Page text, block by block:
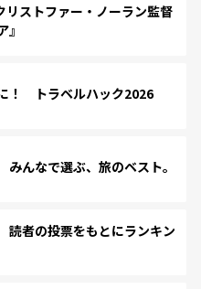
ストファー・ノーラン監督
！ トラベルハック2026
んなで選ぶ、旅のベスト。
者の投票をもとにランキン